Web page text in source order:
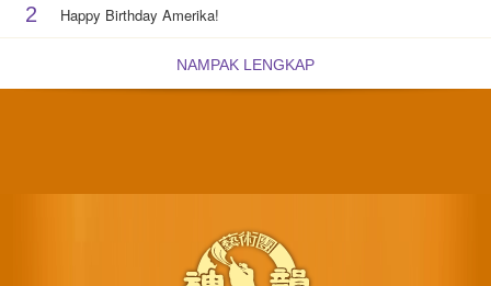
2 Happy Birthday Amerika!
NAMPAK LENGKAP